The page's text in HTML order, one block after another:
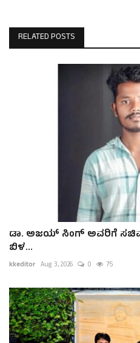
RELATED POSTS
ಡಾ. ಅಜಯ್ ಸಿಂಗ್ ಅವರಿಗೆ ಸಚಿವ
ಬಿಳ...
kkeditor Aug 3, 2026 0 75